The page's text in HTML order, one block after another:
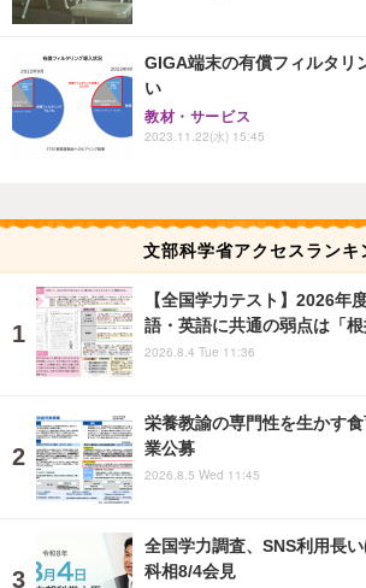
GIGA端末の有償フィルタ
い
教材・サービス
2023.11.22(水) 15:45
文部科学省アクセスランキ
【全国学力テスト】2026年
語・英語に共通の弱点は「根
2026.8.4 Tue 11:36
栄養教諭の専門性を生かす
業公募
2026.8.5 Wed 11:45
全国学力調査、SNS利用長
科相8/4会見